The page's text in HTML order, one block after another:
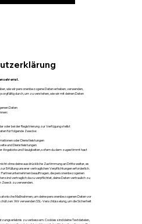
sehr ernst.
wie wir personenbezogene Daten erheben, verwenden,
durch, um zu verstehen, wie wir mit deinen Daten
Daten
oder bei der Registrierung zur Verfügung stellst
für folgende Zwecke:
oder Dienstleistungen
und Dienstleistungen
Angebote und Neuigkeiten, sofern du dem zugestimmt hast
ohne deine ausdrückliche Zustimmung an Dritte weiter, es
Erfüllung unserer vertraglichen Verpflichtungen erforderlich.
Partnerunternehmen beauftragen, die personenbezogenen
sind vertraglich dazu verpflichtet, deine Daten vertraulich zu
Zweck zu verwenden.
Maßnahmen, um deine personenbezogenen Daten vor
Wir verwenden SSL-Verschlüsselung, um die Sicherheit
zu verbessern. Cookies sind kleine Textdateien,